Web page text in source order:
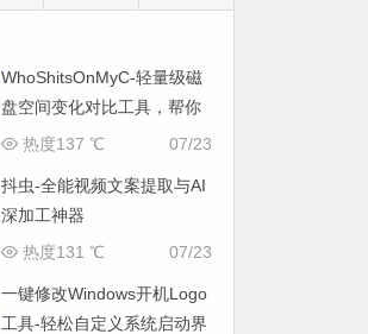
WhoShitsOnMyC-轻量级磁
盘空间变化对比工具，帮你
找出“吃掉”空间的罪魁祸首
07/23
热度137 ℃
抖虫-全能视频文案提取与AI
深加工神器
07/23
热度131 ℃
一键修改Windows开机Logo
工具-轻松自定义系统启动界